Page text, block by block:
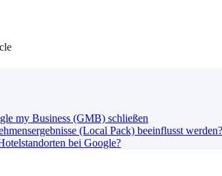
my Business (GMB) schließen
(Local Pack) beeinflusst werden?
bei Google?